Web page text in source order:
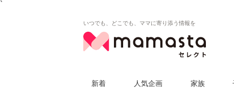
`
いつでも、どこでも、ママに寄り添う情報を
新着 人気企画 家族